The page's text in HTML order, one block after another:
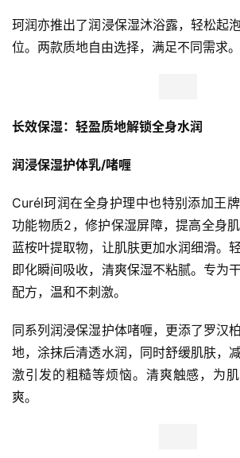
珂润亦推出了润浸保湿沐浴露，轻松起
位。两款质地自由选择，满足不同需求。
长效保湿：轻盈质地解锁全身水润
润浸保湿护体乳/啫喱
Curél珂润在全身护理中也特别添加王
功能物质2，修护保湿屏障，提高全身
蓝桉叶提取物，让肌肤更加水润细滑。
即化瞬间吸收，清爽保湿不粘腻。专为
配方，温和不刺激。
同系列润浸保湿护体啫喱，更添了罗汉
地，涂抹后清透水润，同时舒缓肌肤，
激引发的粗糙等烦恼。清爽触感，为
爽。